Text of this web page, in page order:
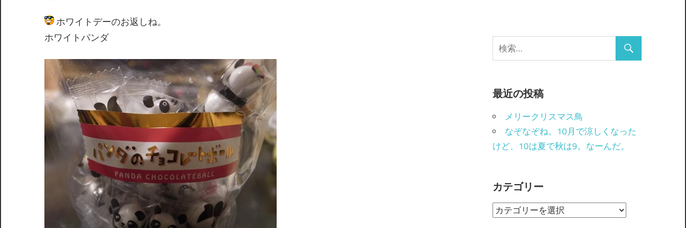
ホワイトデーのお返しね。
ホワイトパンダ
最近の投稿
メリークリスマス鳥
なぞなぞね。10月で涼しくなった
けど、10は夏で秋は9。なーんだ。
カテゴリー
カ